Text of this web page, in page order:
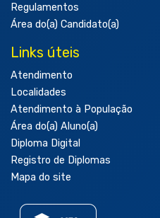
Regulamentos
Área do(a) Candidato(a)
Links úteis
Atendimento
Localidades
Atendimento à População
Área do(a) Aluno(a)
Diploma Digital
Registro de Diplomas
Mapa do site